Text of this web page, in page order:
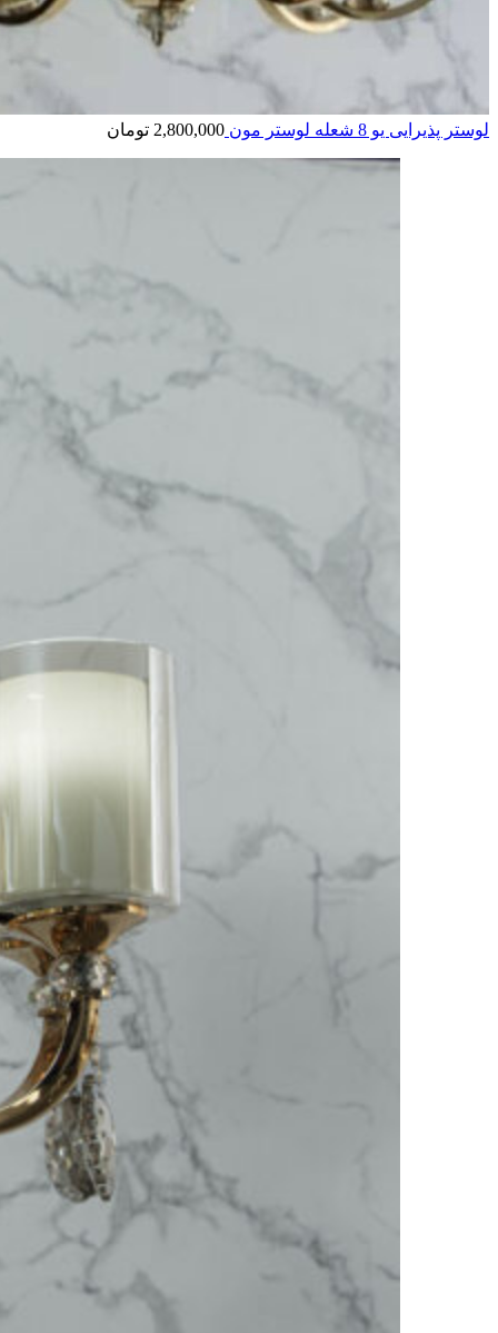
لوستر پذیرایی یو 8 شعله لوستر مون 2,800,000 تومان